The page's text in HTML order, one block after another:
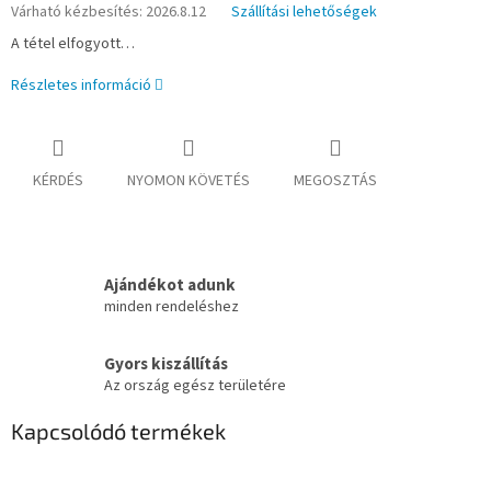
Várható kézbesítés: 2026.8.12
Szállítási lehetőségek
A tétel elfogyott…
Részletes információ
KÉRDÉS NYOMON KÖVETÉS MEGOSZTÁS
Ajándékot adunk
minden rendeléshez
Gyors kiszállítás
Az ország egész területére
Kapcsolódó termékek